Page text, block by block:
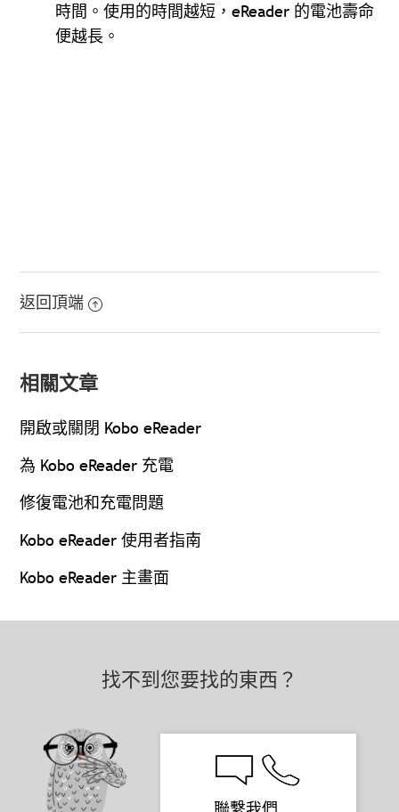
時間。使用的時間越短，eReader 的電池壽命
便越長。
返回頂端
相關文章
開啟或關閉 Kobo eReader
為 Kobo eReader 充電
修復電池和充電問題
Kobo eReader 使用者指南
Kobo eReader 主畫面
找不到您要找的東西？